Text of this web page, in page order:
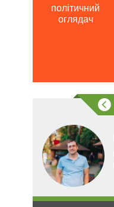
політичний
оглядач